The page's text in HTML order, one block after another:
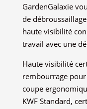
GardenGalaxie
de
haute visibilité
travail avec une
Haute visibilité
rembourrage
coupe
KWF Standard,